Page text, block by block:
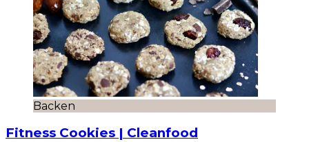
Backen
Fitness Cookies | Cleanfood